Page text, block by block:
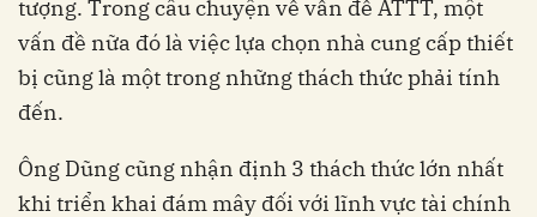
tượng. Trong câu chuyện về vấn đề ATTT, một
vấn đề nữa đó là việc lựa chọn nhà cung cấp thiết
bị cũng là một trong những thách thức phải tính
đến.
Ông Dũng cũng nhận định 3 thách thức lớn nhất
khi triển khai đám mây đối với lĩnh vực tài chính